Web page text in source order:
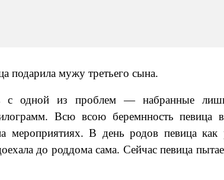
подарила мужу третьего сына.
с одной из проблем—набранные
Всю всою беремнность певица
мероприятиях. В день родов певица как
до роддома сама. Сейчас певица